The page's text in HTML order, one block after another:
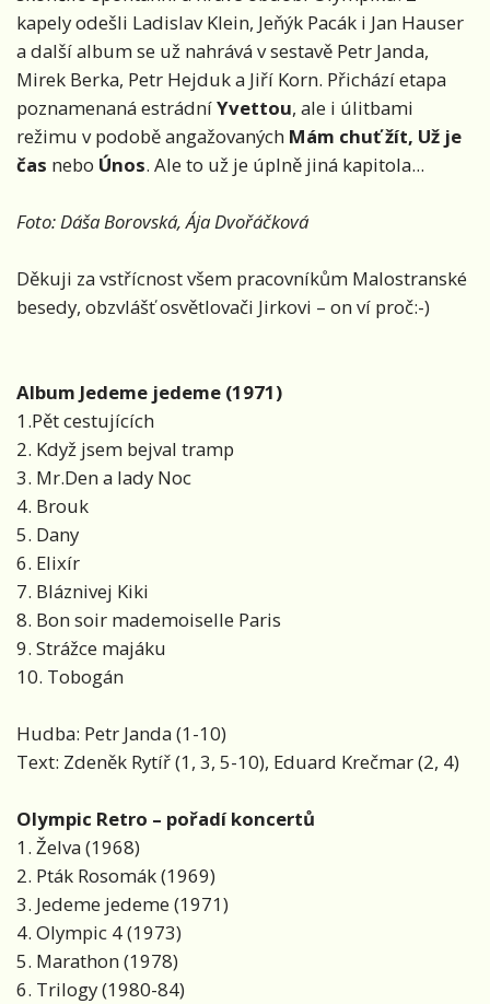
kapely odešli Ladislav Klein, Jeňýk Pacák i Jan Hauser
a další album se už nahrává v sestavě Petr Janda,
Mirek Berka, Petr Hejduk a Jiří Korn. Přichází etapa
poznamenaná estrádníYvettou, ale i úlitbami
režimu v podobě angažovaných Mám chuť žít, Už je
čas nebo Únos. Ale to už je úplně jiná kapitola...
Foto: Dáša Borovská, Ája Dvořáčková
Děkuji za vstřícnost všem pracovníkům Malostranské
besedy, obzvlášť osvětlovači Jirkovi – on ví proč:-)
Album Jedeme jedeme (1971)
1.Pět cestujících
2. Když jsem bejval tramp
3. Mr.Den a lady Noc
4. Brouk
5. Dany
6. Elixír
7. Bláznivej Kiki
8. Bon soir mademoiselle Paris
9. Strážce majáku
10. Tobogán
Hudba: Petr Janda (1-10)
Text: Zdeněk Rytíř (1, 3, 5-10), Eduard Krečmar (2, 4)
Olympic Retro – pořadí koncertů
1. Želva (1968)
2. Pták Rosomák (1969)
3. Jedeme jedeme (1971)
4. Olympic 4 (1973)
5. Marathon (1978)
6. Trilogy (1980-84)